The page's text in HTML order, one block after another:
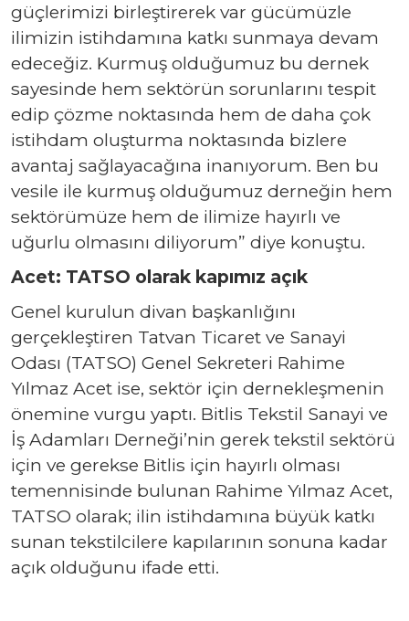
güçlerimizi birleştirerek var gücümüzle
ilimizin istihdamına katkı sunmaya devam
edeceğiz. Kurmuş olduğumuz bu dernek
sayesinde hem sektörün sorunlarını tespit
edip çözme noktasında hem de daha çok
istihdam oluşturma noktasında bizlere
avantaj sağlayacağına inanıyorum. Ben bu
vesile ile kurmuş olduğumuz derneğin hem
sektörümüze hem de ilimize hayırlı ve
uğurlu olmasını diliyorum” diye konuştu.
Acet: TATSO olarak kapımız açık
Genel kurulun divan başkanlığını
gerçekleştiren Tatvan Ticaret ve Sanayi
Odası (TATSO) Genel Sekreteri Rahime
Yılmaz Acet ise, sektör için dernekleşmenin
önemine vurgu yaptı. Bitlis Tekstil Sanayi ve
İş Adamları Derneği’nin gerek tekstil sektörü
için ve gerekse Bitlis için hayırlı olması
temennisinde bulunan Rahime Yılmaz Acet,
TATSO olarak; ilin istihdamına büyük katkı
sunan tekstilcilere kapılarının sonuna kadar
açık olduğunu ifade etti.